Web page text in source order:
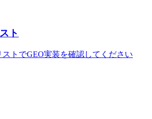
ト
トでGEO実装を確認してください